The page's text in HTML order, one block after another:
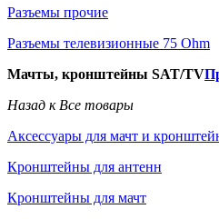
Разъемы прочие
Разъемы телевизионные 75 Ohm
Мачты, кронштейны SAT/TV
Назад к Все товары
Аксессуары для мачт и
Кронштейны для антенн
Кронштейны для мачт